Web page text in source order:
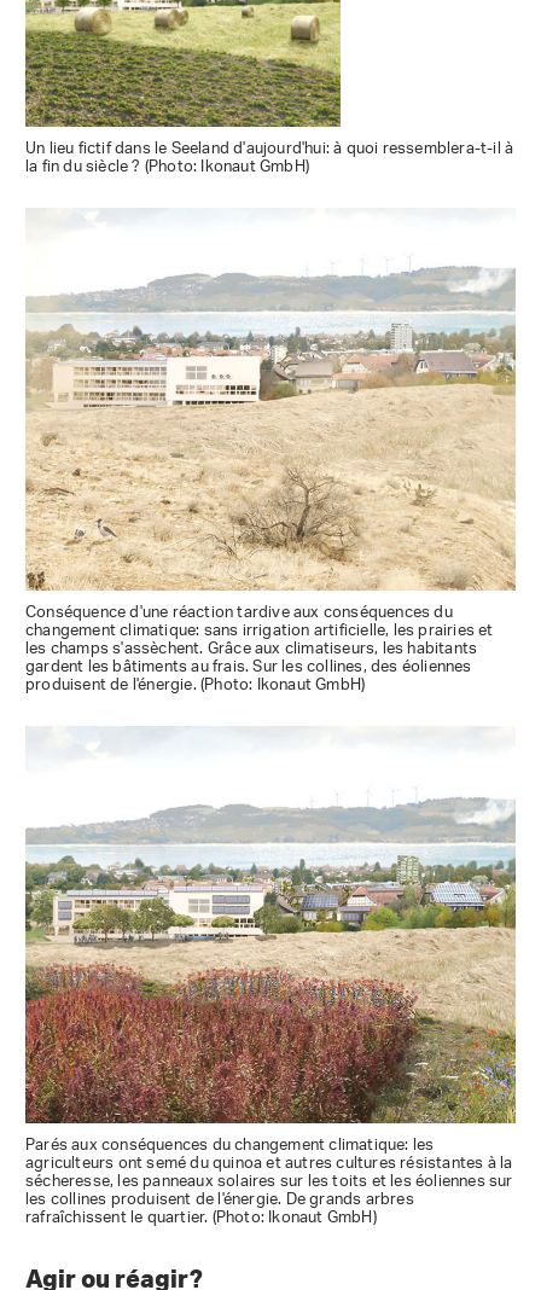
Un lieu fictif dans le Seeland d'aujourd'hui: à quoi ressemblera-t-il à
la fin du siècle ? (Photo: Ikonaut GmbH)
Conséquence d'une réaction tardive aux conséquences du
changement climatique: sans irrigation artificielle, les prairies et
les champs s'assèchent. Grâce aux climatiseurs, les habitants
gardent les bâtiments au frais. Sur les collines, des éoliennes
produisent de l'énergie. (Photo: Ikonaut GmbH)
Parés aux conséquences du changement climatique: les
agriculteurs ont semé du quinoa et autres cultures résistantes à la
sécheresse, les panneaux solaires sur les toits et les éoliennes sur
les collines produisent de l'énergie. De grands arbres
rafraîchissent le quartier. (Photo: Ikonaut GmbH)
Agir ou réagir?